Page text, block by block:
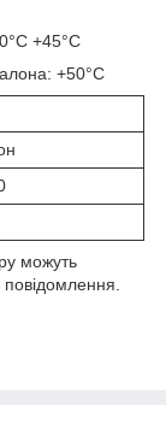
+45°C
+50°С
можуть